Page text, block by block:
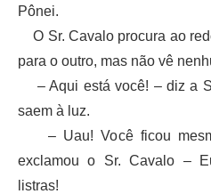
Pônei.
O Sr. Cavalo procura ao
para o outro, mas não vê
– Aqui está você! – diz a
saem à luz.
– Uau! Você ficou
exclamou o Sr. Cavalo –
listras!